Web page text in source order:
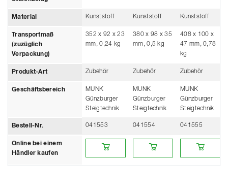
Material Kunststoff Kunststoff Kunststoff
Transportmaß
(zuzüglich
Verpackung)
352 x 92 x 23
mm, 0,24 kg
380 x 98 x 35
mm, 0,5 kg
408 x 100 x
47 mm, 0,78
kg
Produkt-Art Zubehör Zubehör Zubehör
Geschäftsbereich
MUNK
Günzburger
Steigtechnik
MUNK
Günzburger
Steigtechnik
MUNK
Günzburger
Steigtechnik
Bestell-Nr. 041553 041554 041555
Online bei einem
Händler kaufen
Online bei einem Händler kaufen
Online bei einem Händler
Online bei